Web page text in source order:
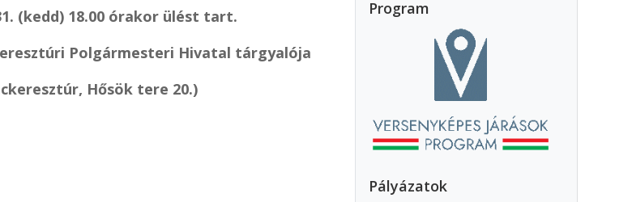
(kedd) 18.00 órakor ülést tart.
Polgármesteri Hivatal tárgyalója
Hősök tere 20.)
Program
Pályázatok